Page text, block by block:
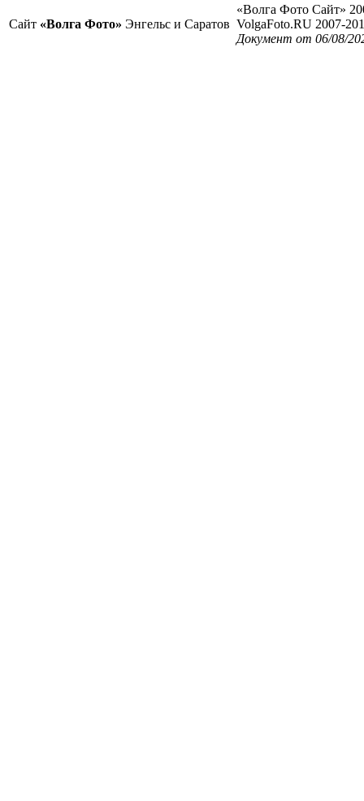
Сайт «Волга Фото» Энгельс и Саратов
«Волга Фото Сайт»
VolgaFoto.RU 2007-
Документ от 06/08/